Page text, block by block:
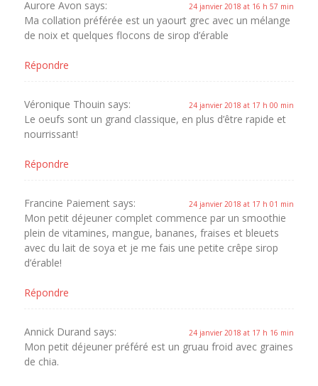
Aurore Avon says: 24 janvier 2018 at 16 h 57 min
Ma collation préférée est un yaourt grec avec un mélange
de noix et quelques flocons de sirop d’érable
Répondre
Véronique Thouin says: 24 janvier 2018 at 17 h 00 min
Le oeufs sont un grand classique, en plus d’être rapide et
nourrissant!
Répondre
Francine Paiement says: 24 janvier 2018 at 17 h 01 min
Mon petit déjeuner complet commence par un smoothie
plein de vitamines, mangue, bananes, fraises et bleuets
avec du lait de soya et je me fais une petite crêpe sirop
d’érable!
Répondre
Annick Durand says: 24 janvier 2018 at 17 h 16 min
Mon petit déjeuner préféré est un gruau froid avec graines
de chia.